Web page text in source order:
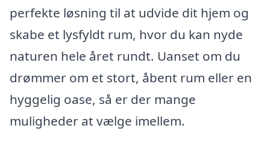
perfekte løsning til at udvide dit hjem og
skabe et lysfyldt rum, hvor du kan nyde
naturen hele året rundt. Uanset om du
drømmer om et stort, åbent rum eller en
hyggelig oase, så er der mange
muligheder at vælge imellem.